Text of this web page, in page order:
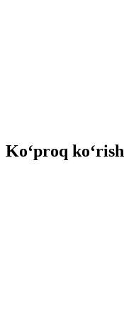
Ko‘proq ko‘rish